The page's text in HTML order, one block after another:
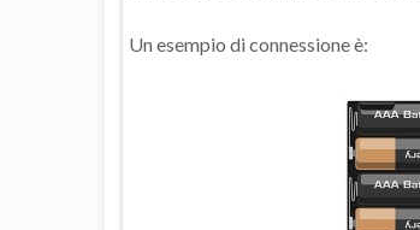
Un esempio di connessione è: